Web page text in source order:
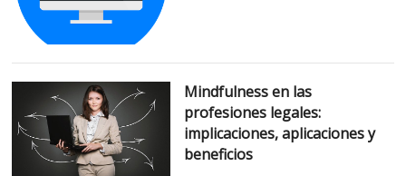
Mindfulness en las
profesiones legales:
implicaciones, aplicaciones y
beneficios